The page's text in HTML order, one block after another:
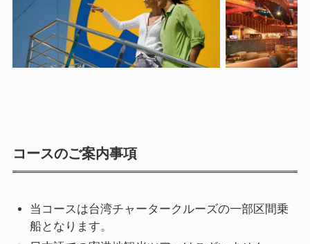
コースのご案内事項
当コースは台湾チャータークルーズの一部区間乗
船となります。